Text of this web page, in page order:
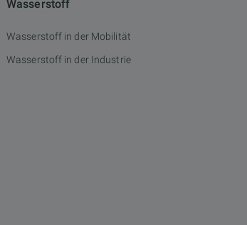
Wasserstoff
Wasserstoff in der Mobilität
Wasserstoff in der Industrie